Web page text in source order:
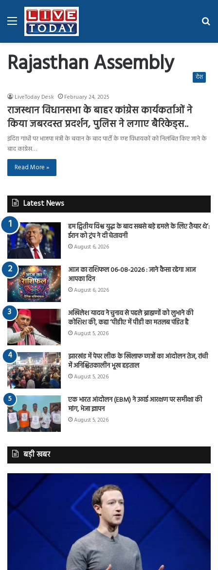
Menu
Rajasthan Assembly देश
LiveToday Desk February 24, 2025
राजस्थान विधानसभा के बाहर कांग्रेस कार्यकर्ताओं ने
किया जबरदस्त प्रदर्शन, पुलिस ने लगाए बैरिकेड्स..
इंदिरा गांधी पर भाजपा मंत्री के बयान के बाद पार्टी के छह विधायकों को निलंबित किए जाने के
बाद कांग्रेस…
Read More »
Latest News
हम द्वितीय विश्व युद्ध के बाद सबसे बड़े हमले के लिए तैयार थे’:
ईरान को ट्रंप ने दी चेतावनी
August 6, 2026
आज का राशिफल 06-08-2026 : जाने कैसा रहेगा आज
आपका दिन
August 6, 2026
अखिलेश यादव ने चुनाव से पहले ब्राह्मणों को लुभाने की
कोशिश की, कहा ‘पीडीए में पीडी का मतलब पंडित है
August 5, 2026
झारखंड में पेपर लीक के खिलाफ छात्रों का आंदोलन तेज, रांची
में अनिश्चितकालीन भूख हड़ताल
August 5, 2026
एक भारत आंदोलन (EBM) ने उठाई आरक्षण पर समीक्षा की
मांग, भेजा ज्ञापन
August 5, 2026
बड़ी खबर